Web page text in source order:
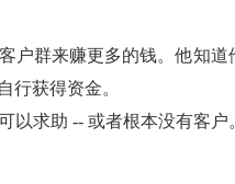
户群来赚更多的钱。他知
行获得资金。
以求助 -- 或者根本没有客